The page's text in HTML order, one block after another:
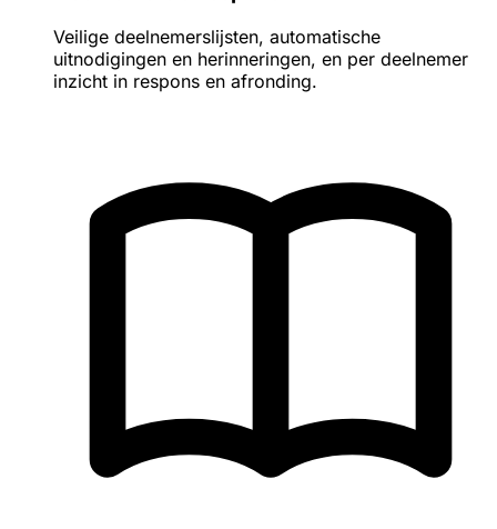
Veilige deelnemerslijsten, automatische
uitnodigingen en herinneringen, en per deelnemer
inzicht in respons en afronding.